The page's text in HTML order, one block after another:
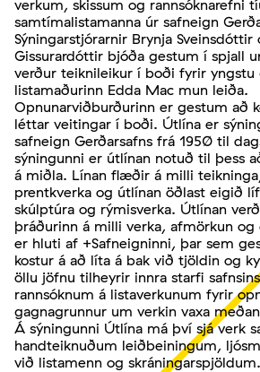
verkum, skissum og rannsóknarefni
samtímalistamanna úr safneign
Sýningarstjórarnir Brynja
Gissurardóttir bjóða gestum í spjall
verður teiknileikur í boði fyrir yngstu
listamaðurinn Edda Mac mun leiða.
Opnunarviðburðurinn er gestum að
léttar veitingar í boði. Útlína er
safneign Gerðarsafns frá 1950 til
sýningunni er útlínan notuð til þess
á miðla. Línan flæðir á milli
prentkverka og útlínan öðlast eigið
skúlptúra og rýmisverka. Útlínan
þráðurinn á milli verka, afmörkun og
er hluti af +Safneigninni, þar sem
kostur á að líta á bak við tjöldin og
öllu jöfnu tilheyrir innra starfi
rannsóknum á listaverkunum fyrir
gagnagrunnur um verkin vaxa
Á sýningunni Útlína má því sjá verk
handteiknuðum leiðbeiningum,
við listamenn og skráningarspjöldum.